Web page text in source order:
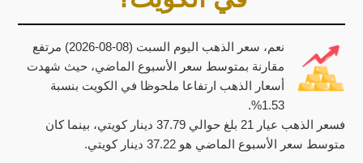
نعم، سعر الذهب اليوم السبت (08-08-2026) مرتفع
مقارنة بمتوسط سعر الأسبوع الماضي، حيث شهدت
أسعار الذهب ارتفاعا ملحوظا في الكويت بنسبة
1.53%.
فسعر الذهب عيار 21 بلغ حوالي 37.79 دينار كويتي، بينما كان
متوسط سعر الأسبوع الماضي هو 37.22 دينار كويتي.